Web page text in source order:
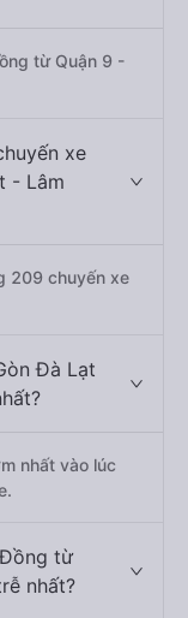
từ Quận 9 -
xe
- Lâm
209 chuyến xe
Đà Lạt
nhất vào lúc
từ
nhất?